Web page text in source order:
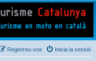
Inicia la sessió
Registreu-vos